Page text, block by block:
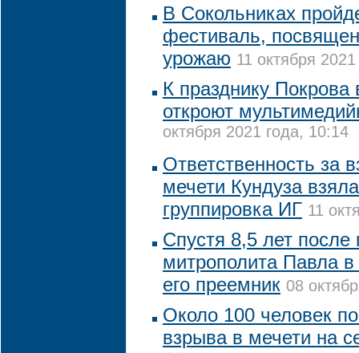
В Сокольниках
фестиваль,
урожаю 11 октября
К празднику
откроют
октября 2021 года, 10:14
Ответственность за
мечети Кундуза
группировка ИГ 11
Спустя 8,5 лет после
митрополита Павла
его преемник 08
Около 100 человек
взрыва в мечети на